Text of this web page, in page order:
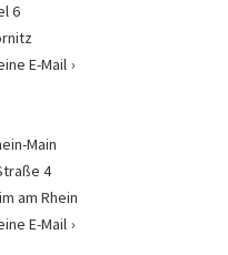
6
E-Mail
Main
4
am Rhein
E-Mail